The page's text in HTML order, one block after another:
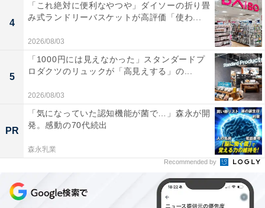
「白山温泉」には以下のような口コミが寄せられていま
全国からファンが訪れるという非常に強力な電気風
呂をはじめ、日替わりの薬風呂や天然の地下水を使
用した心地よい白湯など、バリエーション豊富なお
風呂が楽しめる。
約100度のカラカラに熱い遠赤外線の高温サウナ
と、天然の地下水をしっかり冷却した15度前後のキ
ンキンの水風呂との組み合わせが抜群で、最高の
4
「これ絶対に便利なやつや」ダイソーの折り畳
み式ランドリーバスケットが高評価「使わ...
2026/08/03
5
「1000円には見えなかった」スタンダードプ
ロダクツのリュックが「高見えする」の...
2026/08/03
PR
「気になっていた認知機能が菌で…」森永が開
発。感動の70代続出
森永乳業
Recommended by